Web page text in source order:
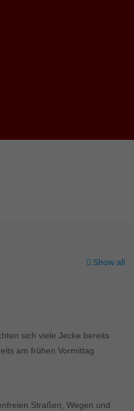
Show all
sich viele Jecke bereits
am frühen Vormittag
Straßen, Wegen und